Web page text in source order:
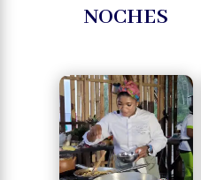
NOCHES